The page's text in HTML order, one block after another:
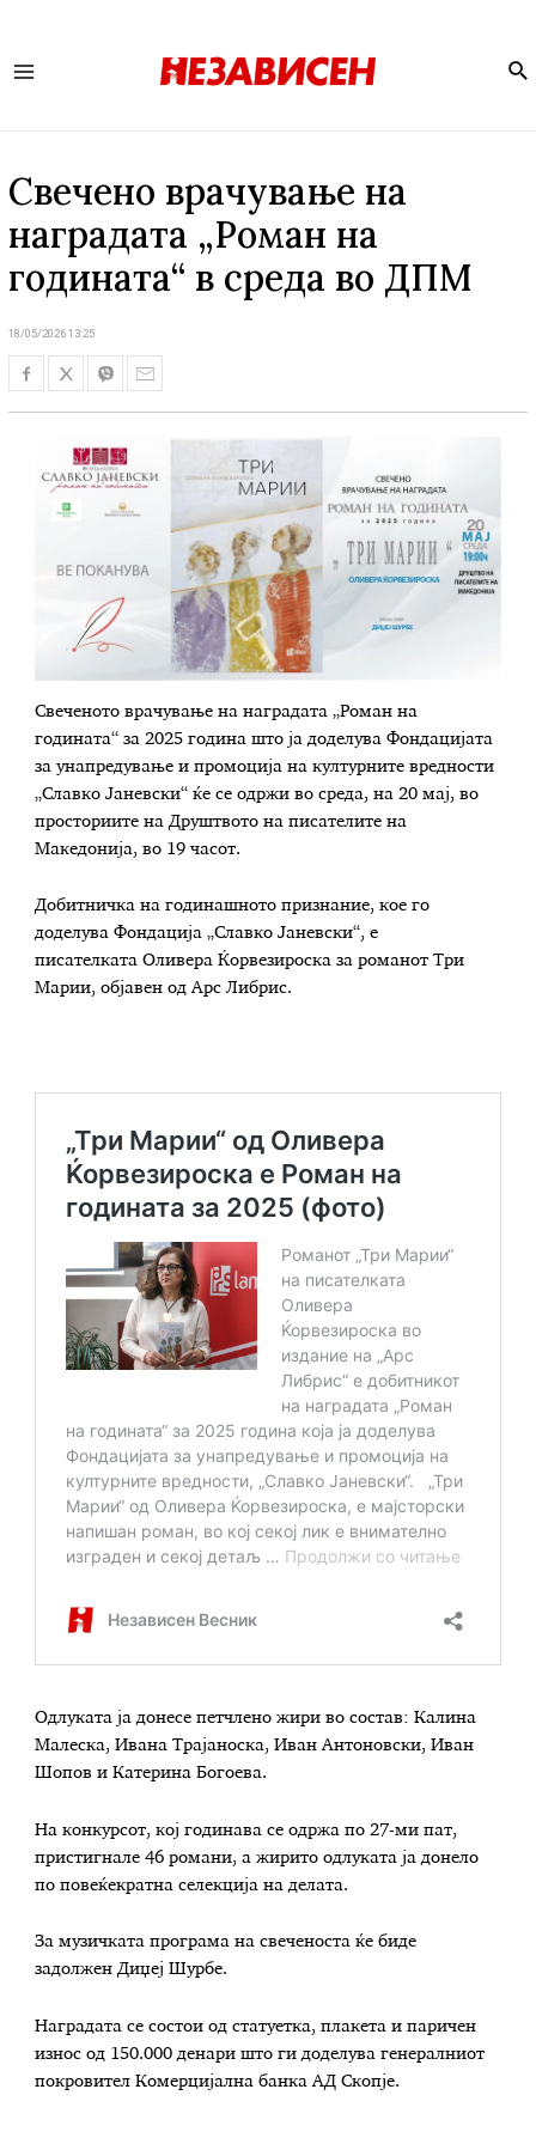
Свечено врачување на
наградата „Роман на
годината“ в среда во ДПМ
18/05/2026 13:25
Свеченото врачување на наградата „Роман на
годината“ за 2025 година што ја доделува Фондацијата
за унапредување и промоција на културните вредности
„Славко Јаневски“ ќе се одржи во среда, на 20 мај, во
просториите на Друштвото на писателите на
Македонија, во 19 часот.
Добитничка на годинашното признание, кое го
доделуваФондација „Славко Јаневски“, е
писателкатаОливера Ќорвезироска за романотТри
Марии, објавен одАрс Либрис.
Одлуката ја донесе петчлено жири во состав:Калина
Малеска,Ивана Трајаноска,Иван Антоновски,Иван
Шопов иКатерина Богоева.
На конкурсот, кој годинава се одржа по 27-ми пат,
пристигнале 46 романи, а жирито одлуката ја донело
по повеќекратна селекција на делата.
За музичката програма на свеченоста ќе биде
задолженДиџеј Шурбе.
Наградата се состои од статуетка, плакета и паричен
износ од 150.000 денари што ги доделува генералниот
покровителКомерцијална банка АД Скопје.